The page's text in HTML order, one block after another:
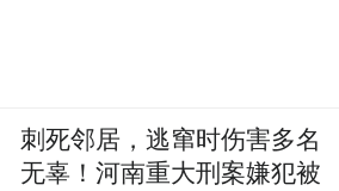
刺死邻居，逃窜时伤害多名
无辜！河南重大刑案嫌犯被